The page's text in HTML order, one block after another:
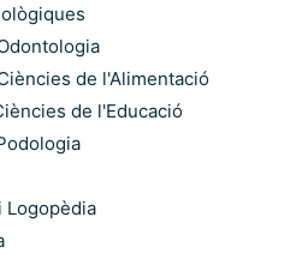
de l'Alimentació
de l'Educació
Logopèdia